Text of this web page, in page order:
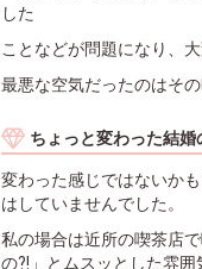
した
ことなどが問題になり、
最悪な空気だったのはそ
ちょっと変わった結婚
変わった感じではないか
はしていませんでした。
私の場合は近所の喫茶店
の⁈」とムスッとした雰囲